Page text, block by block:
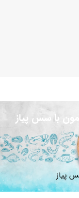
با سس پیاز
پیاز